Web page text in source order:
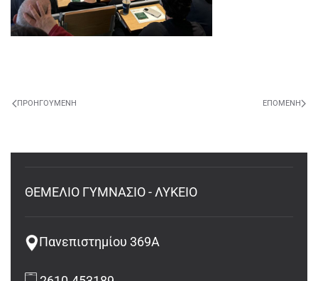
ΠΡΟΗΓΟΎΜΕΝΗ ΕΠΌΜΕΝΗ
ΘΕΜΕΛΙΟ ΓΥΜΝΑΣΙΟ - ΛΥΚΕΙΟ
Πανεπιστημίου 369Α